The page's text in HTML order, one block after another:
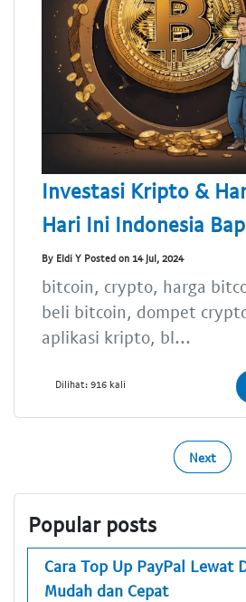
Investasi Kripto &
Hari Ini Indonesia
By Eldi Y Posted on 14 Jul, 2024
bitcoin, crypto, harga
beli bitcoin, dompet
aplikasi kripto, bl...
Dilihat: 916 kali
Next
Popular posts
Cara Top Up PayPal Lewat
Mudah dan Cepat